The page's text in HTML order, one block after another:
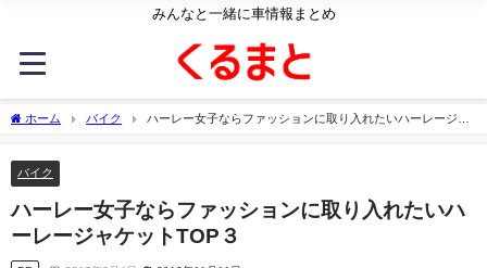
みんなと一緒に車情報まとめ
ホーム バイク
ハーレー女子ならファッションに取り入れたいハーレージャ
バイク
ハーレー女子ならファッションに取り入れたいハ
ーレージャケットTOP３